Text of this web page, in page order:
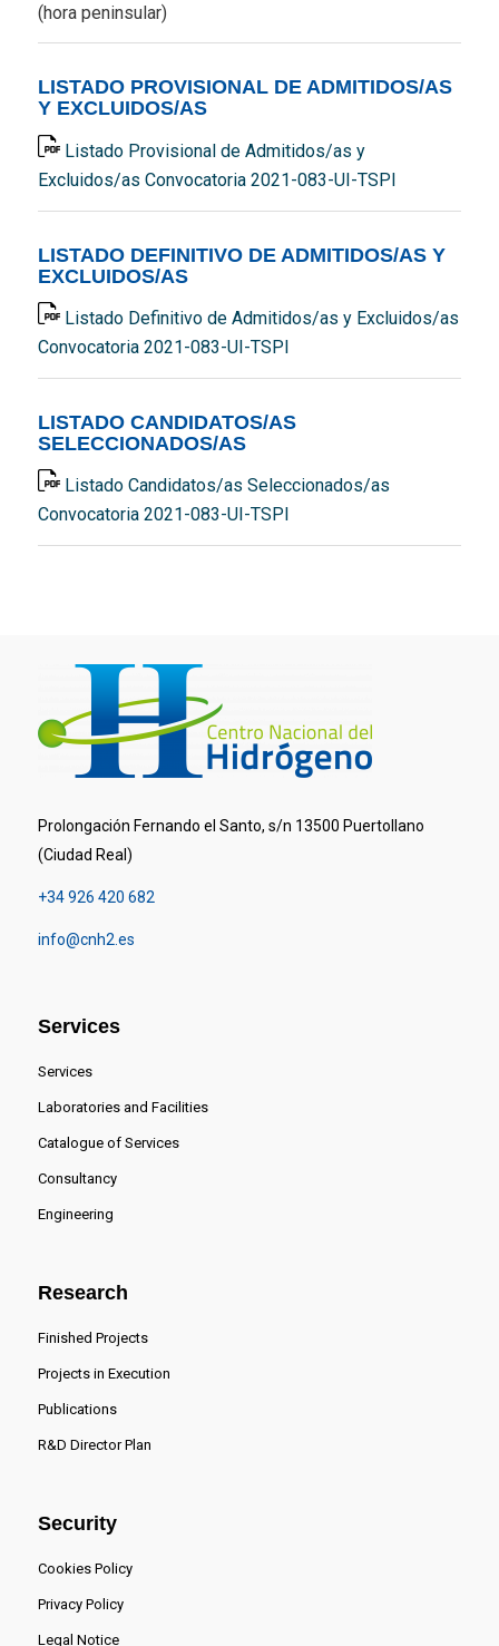
(hora peninsular)
LISTADO PROVISIONAL DE ADMITIDOS/AS
Y EXCLUIDOS/AS
Listado Provisional de Admitidos/as y
Excluidos/as Convocatoria 2021-083-UI-TSPI
LISTADO DEFINITIVO DE ADMITIDOS/AS Y
EXCLUIDOS/AS
Listado Definitivo de Admitidos/as y Excluidos/as
Convocatoria 2021-083-UI-TSPI
LISTADO CANDIDATOS/AS
SELECCIONADOS/AS
Listado Candidatos/as Seleccionados/as
Convocatoria 2021-083-UI-TSPI
Prolongación Fernando el Santo, s/n 13500 Puertollano
(Ciudad Real)
+34 926 420 682
info@cnh2.es
Services
Services
Laboratories and Facilities
Catalogue of Services
Consultancy
Engineering
Research
Finished Projects
Projects in Execution
Publications
R&D Director Plan
Security
Cookies Policy
Privacy Policy
Legal Notice